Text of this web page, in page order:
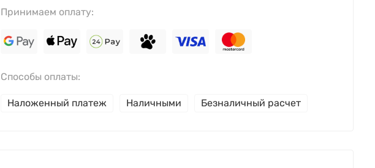
Принимаем оплату:
Способы оплаты:
Наложенный платеж Наличными Безналичный расчет